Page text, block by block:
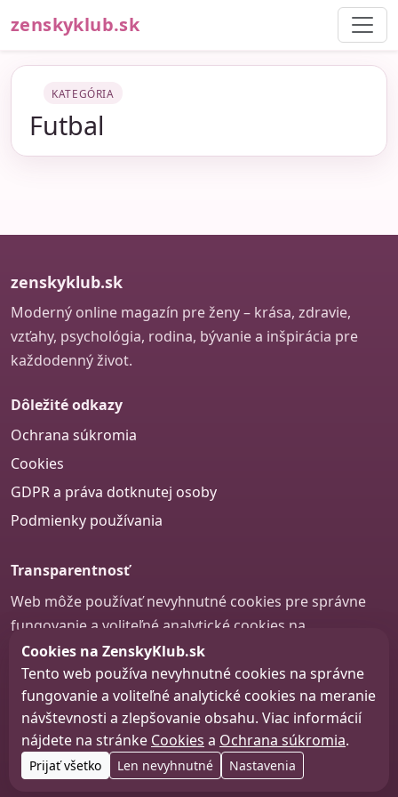
zenskyklub.sk
KATEGÓRIA
Futbal
zenskyklub.sk
Moderný online magazín pre ženy – krása, zdravie,
vzťahy, psychológia, rodina, bývanie a inšpirácia pre
každodenný život.
Dôležité odkazy
Ochrana súkromia
Cookies
GDPR a práva dotknutej osoby
Podmienky používania
Transparentnosť
Web môže používať nevyhnutné cookies pre správne
fungovanie a voliteľné analytické cookies na
zlepšovanie obsahu a používateľskej skúsenosti.
Nastavenie cookies
© 2026 zenskyklub.sk
Web design, tvorba webu a SEO –Consultee, s.r.o.
Cookies na ZenskyKlub.sk
Tento web používa nevyhnutné cookies na správne
fungovanie a voliteľné analytické cookies na meranie
návštevnosti a zlepšovanie obsahu. Viac informácií
nájdete na stránke Cookies a Ochrana súkromia.
Prijať všetko Len nevyhnutné Nastavenia